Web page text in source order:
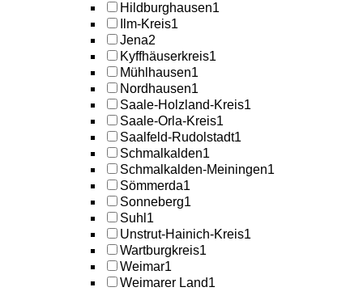
Hildburghausen1
Ilm-Kreis1
Jena2
Kyffhäuserkreis1
Mühlhausen1
Nordhausen1
Saale-Holzland-Kreis1
Saale-Orla-Kreis1
Saalfeld-Rudolstadt1
Schmalkalden1
Schmalkalden-Meiningen1
Sömmerda1
Sonneberg1
Suhl 1
Unstrut-Hainich-Kreis1
Wartburgkreis1
Weimar1
Weimarer Land1